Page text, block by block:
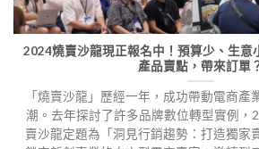
2024燒賣沙龍現正報名中！預算少、生意
產品賣點，帶來訂單
「燒賣沙龍」歷經一年，成功帶動電商產
潮。去年探討了許多品牌數位轉型實例，
賣沙龍定題為「洞見行銷趨勢：打造獨家